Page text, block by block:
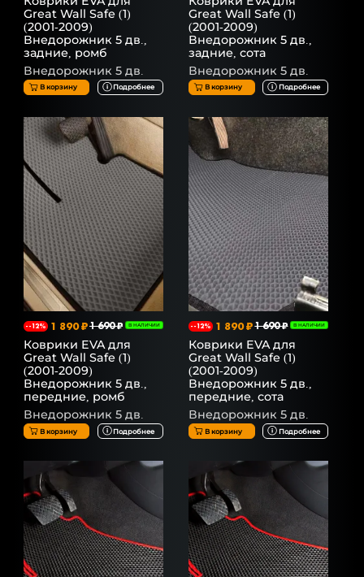
Great Wall Safe (1)
(2001-2009)
Внедорожник 5 дв.,
задние, ромб
Внедорожник 5 дв.
В корзину Подробнее
Great Wall Safe (1)
(2001-2009)
Внедорожник 5 дв.,
задние, сота
Внедорожник 5 дв.
В корзину Подробнее
--12% 1 890 ₽1 690 ₽ В НАЛИЧИИ
Коврики EVA для
Great Wall Safe (1)
(2001-2009)
Внедорожник 5 дв.,
передние, ромб
Внедорожник 5 дв.
В корзину Подробнее
--12% 1 890 ₽1 690 ₽ В НАЛИЧИИ
Коврики EVA для
Great Wall Safe (1)
(2001-2009)
Внедорожник 5 дв.,
передние, сота
Внедорожник 5 дв.
В корзину Подробнее